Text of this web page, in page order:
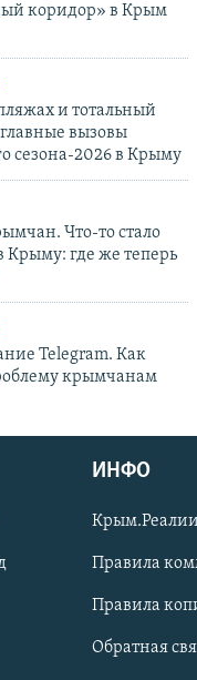
коридор» в Крым
и тотальный
вызовы
сезона-2026 в Крыму
Что-то стало
Крыму: где же теперь
Telegram. Как
крымчанам
ИНФО
Правила
Правила
Обратная